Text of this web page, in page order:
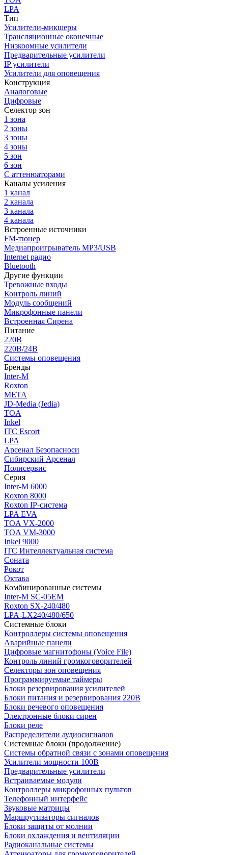
LPA
Тип
Усилители-микшеры
Трансляционные оконечные
Низкоомные усилители
Предварительные усилители
IP усилители
Усилители для оповещения
Конструкция
Аналоговые
Цифровые
Селектор зон
1 зона
2 зоны
3 зоны
4 зоны
5 зон
6 зон
С аттенюаторами
Каналы усиления
1 канал
2 канала
3 канала
4 канала
Встроенные источники
FM-тюнер
Медиапроигрыватель MP3/USB
Internet радио
Bluetooth
Другие функции
Тревожные входы
Контроль линий
Модуль сообщений
Микрофонные панели
Встроенная Сирена
Питание
220В
220В/24В
Системы оповещения
Бренды
Inter-M
Roxton
МЕТА
JD-Media (Jedia)
TOA
Inkel
ITC Escort
LPA
Арсенал Безопасноси
Сибирский Арсенал
Полисервис
Серия
Inter-M 6000
Roxton 8000
Roxton IP-система
LPA EVA
TOA VX-2000
TOA VM-3000
Inkel 9000
ITC Интеллектуальная система
Соната
Рокот
Октава
Комбинированные системы
Inter-M SC-05EM
Roxton SX-240/480
LPA-LX240/480/650
Системные блоки
Контроллеры системы оповещения
Аварийные панели
Цифровые магнитофоны (Voice File)
Контроль линий громкоговорителей
Селекторы зон оповещения
Программируемые таймеры
Блоки резервирования усилителей
Блоки питания и резервирования 220В
Блоки речевого оповещения
Электронные блоки сирен
Блоки реле
Распределители аудиосигналов
Системные блоки (продолжение)
Системы обратной связи с зонами оповещения
Усилители мощности 100В
Предварительные усилители
Встраиваемые модули
Контроллеры микрофонных пультов
Телефонный интерфейс
Звуковые матрицы
Маршрутизаторы сигналов
Блоки защиты от молнии
Блоки охлаждения и вентиляции
Радиоканальные системы